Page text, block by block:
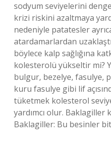
sodyum seviyelerini
krizi riskini azaltmaya
nedeniyle patatesler
atardamarlardan
böylece kalp sağlığına
kolesterolü yükseltir mi?
bulgur, bezelye, fasulye,
kuru fasulye gibi lif
tüketmek kolesterol
yardımcı olur.
Baklagiller: Bu besinler